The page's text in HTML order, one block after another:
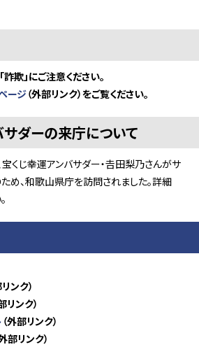
欺」にご注意ください。
ージ（外部リンク）をご覧ください。
サダーの来庁について
宝くじ幸運アンバサダー・𠮷田梨乃さんがサ
め、和歌山県庁を訪問されました。詳細
ンク）
リンク）
（外部リンク）
外部リンク）